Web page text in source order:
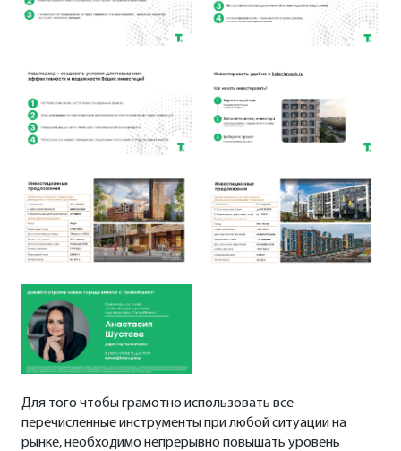
Для того чтобы грамотно использовать все
перечисленные инструменты при любой ситуации на
рынке, необходимо непрерывно повышать уровень